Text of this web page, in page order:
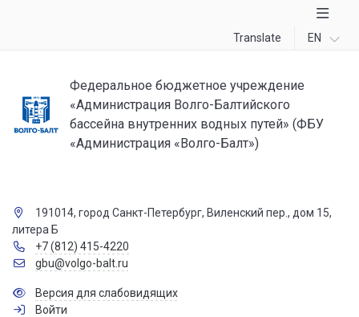
Translate EN
Федеральное бюджетное учреждение
«Администрация Волго-Балтийского
бассейна внутренних водных путей» (ФБУ
«Администрация «Волго-Балт»)
191014, город Санкт-Петербург, Виленский пер., дом 15,
литера Б
+7 (812) 415-4220
gbu@volgo-balt.ru
Версия для слабовидящих
Войти